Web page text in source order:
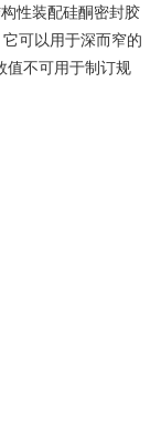
性装配硅酮密封胶
可以用于深而窄的
值不可用于制订规